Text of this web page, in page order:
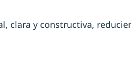
clara y constructiva,